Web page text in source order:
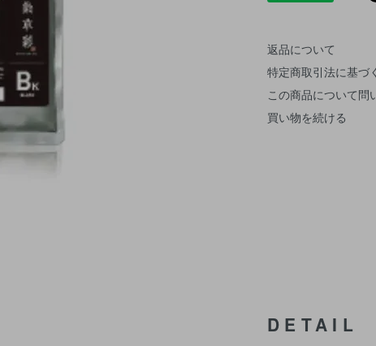
返品について
特定商取引法に基づ
この商品について問
買い物を続ける
DETAIL